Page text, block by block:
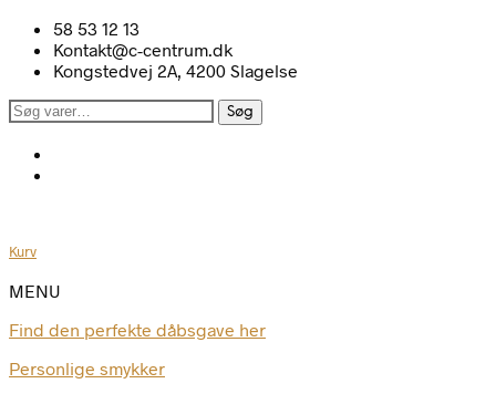
58 53 12 13
Kontakt@c-centrum.dk
Kongstedvej 2A, 4200 Slagelse
Søg
Søg
Kurv
MENU
Find den perfekte dåbsgave her
Personlige smykker